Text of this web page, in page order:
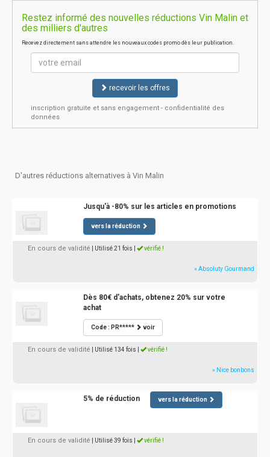
Restez informé des nouvelles réductions Vin Malin et
des milliers d'autres
Recevez directement sans attendre les nouveaux codes promo dès leur publication.
recevoir les offres
inscription gratuite et sans engagement - confidentialité des
données
D'autres réductions alternatives à Vin Malin
Jusqu'à -80% sur les articles en promotions
vers la réduction
En cours de validité | Utilisé 21 fois vérifié !
» Absoluty Gourmand
Dès 80€ d'achats, obtenez 20% sur votre
achat
Code : PR***** voir
En cours de validité | Utilisé 134 fois vérifié !
» Nice bonbons
5% de réduction vers la réduction
En cours de validité | Utilisé 39 fois vérifié !